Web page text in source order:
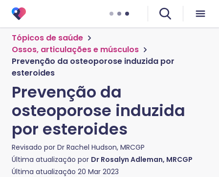
Tópicos de saúde
Ossos, articulações e músculos
Prevenção da osteoporose induzida por
esteroides
Prevenção da
osteoporose induzida
por esteroides
Revisado por Dr Rachel Hudson, MRCGP
Última atualização por Dr Rosalyn Adleman, MRCGP
Última atualização 20 Mar 2023